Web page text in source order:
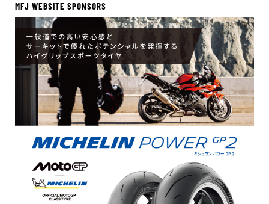
MFJ WEBSITE SPONSORS